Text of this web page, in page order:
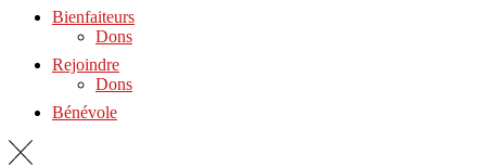
Bienfaiteurs
Dons
Rejoindre
Dons
Bénévole